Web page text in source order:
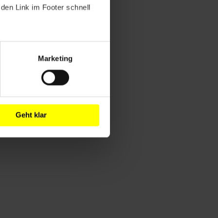
Link im Footer schnell
Marketing
Geht klar